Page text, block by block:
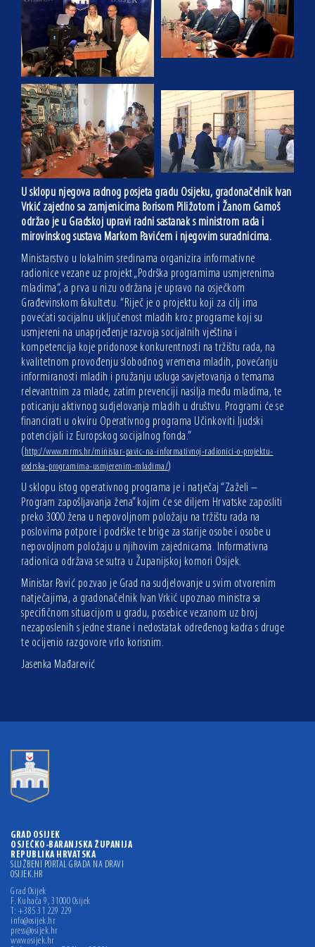
U sklopu njegova radnog posjeta gradu Osijeku, gradonačelnik Ivan
Vrkić zajedno sa zamjenicima Borisom Piližotom i Žanom Gamoš
održao je u Gradskoj upravi radni sastanak s ministrom rada i
mirovinskog sustava Markom Pavićem i njegovim suradnicima.
Ministarstvo u lokalnim sredinama organizira informativne
radionice vezane uz projekt „Podrška programima usmjerenima
mladima“, a prva u nizu održana je upravo na osječkom
Građevinskom fakultetu. “Riječ je o projektu koji za cilj ima
povećati socijalnu uključenost mladih kroz programe koji su
usmjereni na unaprjeđenje razvoja socijalnih vještina i
kompetencija koje pridonose konkurentnosti na tržištu rada, na
kvalitetnom provođenju slobodnog vremena mladih, povećanju
informiranosti mladih i pružanju usluga savjetovanja o temama
relevantnim za mlade, zatim prevenciji nasilja među mladima, te
poticanju aktivnog sudjelovanja mladih u društvu. Programi će se
financirati u okviru Operativnog programa Učinkoviti ljudski
potencijali iz Europskog socijalnog fonda.”
(http://www.mrms.hr/ministar-pavic-na-informativnoj-radionici-o-projektu-
podrska-programima-usmjerenim-mladima/)
U sklopu istog operativnog programa je i natječaj “Zaželi –
Program zapošljavanja žena” kojim će se diljem Hrvatske zaposliti
preko 3000 žena u nepovoljnom položaju na tržištu rada na
poslovima potpore i podrške te brige za starije osobe i osobe u
nepovoljnom položaju u njihovim zajednicama. Informativna
radionica održava se sutra u Županijskoj komori Osijek.
Ministar Pavić pozvao je Grad na sudjelovanje u svim otvorenim
natječajima, a gradonačelnik Ivan Vrkić upoznao ministra sa
specifičnom situacijom u gradu, posebice vezanom uz broj
nezaposlenih s jedne strane i nedostatak određenog kadra s druge
te ocijenio razgovore vrlo korisnim.
Jasenka Mađarević
GRAD OSIJEK
OSJEČKO-BARANJSKA ŽUPANIJA
REPUBLIKA HRVATSKA
SLUŽBENI PORTAL GRADA NA DRAVI
OSIJEK.HR
Grad Osijek
F. Kuhača 9, 31000 Osijek
T: +385 31 229 229
info@osijek.hr
press@osijek.hr
www.osijek.hr